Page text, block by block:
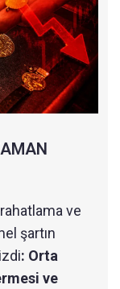
rahatlama ve
şartın
: Orta
ve